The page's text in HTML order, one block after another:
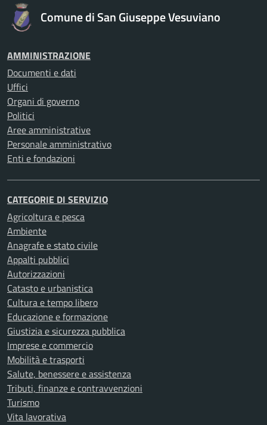
Comune di San Giuseppe Vesuviano
AMMINISTRAZIONE
Documenti e dati
Uffici
Organi di governo
Politici
Aree amministrative
Personale amministrativo
Enti e fondazioni
CATEGORIE DI SERVIZIO
Agricoltura e pesca
Ambiente
Anagrafe e stato civile
Appalti pubblici
Autorizzazioni
Catasto e urbanistica
Cultura e tempo libero
Educazione e formazione
Giustizia e sicurezza pubblica
Imprese e commercio
Mobilità e trasporti
Salute, benessere e assistenza
Tributi, finanze e contravvenzioni
Turismo
Vita lavorativa